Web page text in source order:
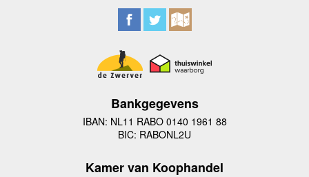
Bankgegevens
IBAN: NL11 RABO 0140 1961 88
BIC: RABONL2U
Kamer van Koophandel